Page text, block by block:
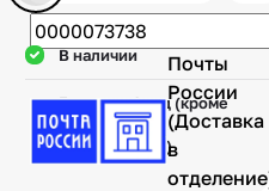
Почты
России
(Доставка
в
В наличии
Гарантия 1 год (кроме
механических
повреждений)